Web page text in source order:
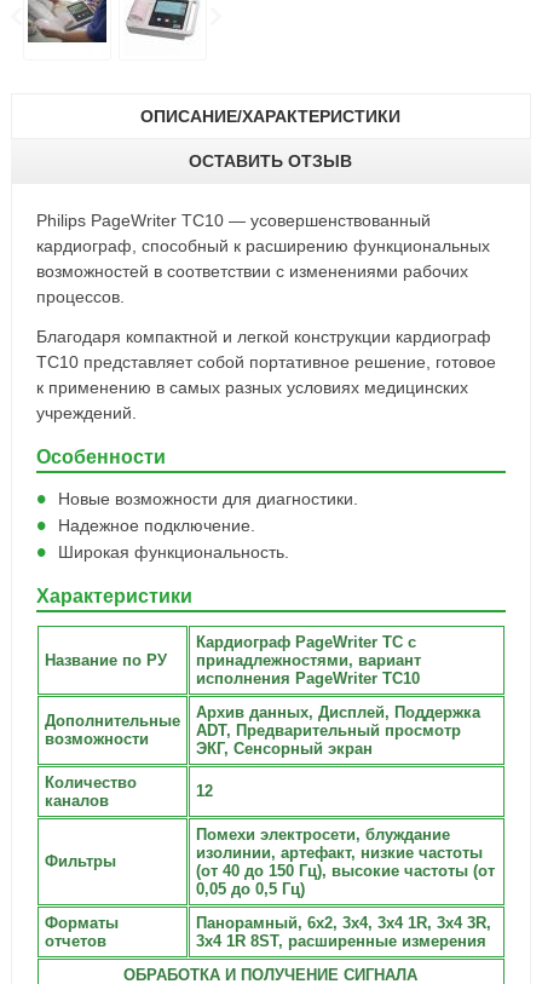
ОПИСАНИЕ/ХАРАКТЕРИСТИКИ
ОСТАВИТЬ ОТЗЫВ
Philips PageWriter TC10 — усовершенствованный
кардиограф, способный к расширению функциональных
возможностей в соответствии с изменениями рабочих
процессов.
Благодаря компактной и легкой конструкции кардиограф
TC10 представляет собой портативное решение, готовое
к применению в самых разных условиях медицинских
учреждений.
Особенности
Новые возможности для диагностики.
Надежное подключение.
Широкая функциональность.
Характеристики
Название по РУ
Кардиограф PageWriter TC с
принадлежностями, вариант
исполнения PageWriter TC10
Дополнительные
возможности
Архив данных, Дисплей, Поддержка
ADT, Предварительный просмотр
ЭКГ, Сенсорный экран
Количество
каналов
12
Фильтры
Помехи электросети, блуждание
изолинии, артефакт, низкие частоты
(от 40 до 150 Гц), высокие частоты (от
0,05 до 0,5 Гц)
Форматы
отчетов
Панорамный, 6х2, 3х4, 3х4 1R, 3x4 3R,
3x4 1R 8ST, расширенные измерения
ОБРАБОТКА И ПОЛУЧЕНИЕ СИГНАЛА